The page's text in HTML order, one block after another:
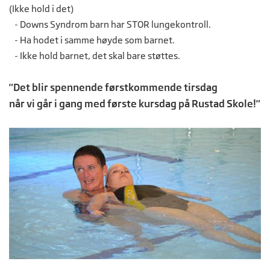
(Ikke hold i det)
- Downs Syndrom barn har STOR lungekontroll.
- Ha hodet i samme høyde som barnet.
- Ikke hold barnet, det skal bare støttes.
"Det blir spennende førstkommende tirsdag
når vi går i gang med første kursdag på Rustad Skole!"